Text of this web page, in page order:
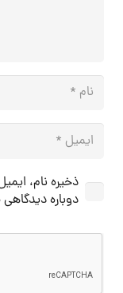
ذخیره نام،
دوباره